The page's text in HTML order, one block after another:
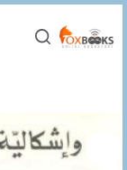
المحتوى